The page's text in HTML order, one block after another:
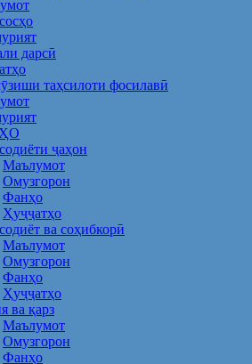
дарсӣ
таҳсилоти фосилавӣ
ҷаҳон
Маълумот
Омузгорон
Фанҳо
Ҳуҷҷатҳо
ва соҳибкорӣ
Маълумот
Омузгорон
Фанҳо
Ҳуҷҷатҳо
ва қарз
Маълумот
Омузгорон
Фанҳо